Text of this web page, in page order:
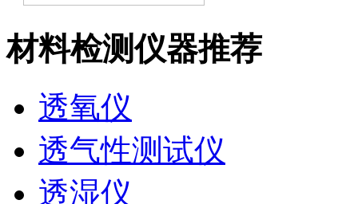
材料检测仪器推荐
透氧仪
透气性测试仪
透湿仪